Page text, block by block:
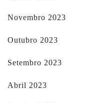
Novembro 2023
Outubro 2023
Setembro 2023
Abril 2023